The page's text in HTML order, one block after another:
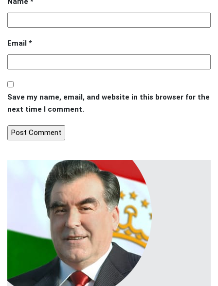
Email *
Save my name, email, and website in this browser for the
next time I comment.